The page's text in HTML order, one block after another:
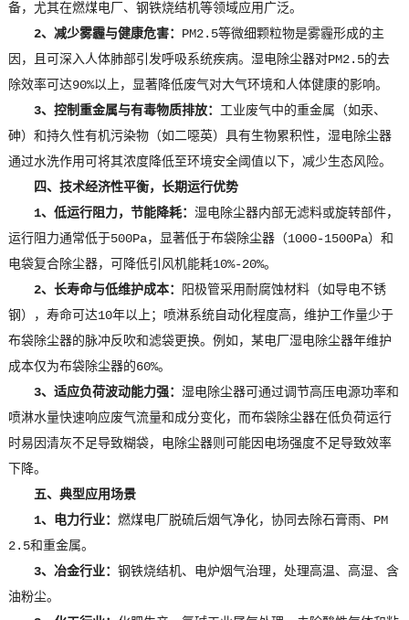
备，尤其在燃煤电厂、钢铁烧结机等领域应用广泛。
2、减少雾霾与健康危害： PM2.5等微细颗粒物是雾霾形成的主
因，且可深入人体肺部引发呼吸系统疾病。湿电除尘器对PM2.5的去
除效率可达90%以上，显著降低废气对大气环境和人体健康的影响。
3、控制重金属与有毒物质排放： 工业废气中的重金属（如汞、
砷）和持久性有机污染物（如二噁英）具有生物累积性，湿电除尘器
通过水洗作用可将其浓度降低至环境安全阈值以下，减少生态风险。
四、技术经济性平衡，长期运行优势
1、低运行阻力，节能降耗： 湿电除尘器内部无滤料或旋转部件，
运行阻力通常低于500Pa，显著低于布袋除尘器（1000-1500Pa）和
电袋复合除尘器，可降低引风机能耗10%-20%。
2、长寿命与低维护成本：
阳极管采用耐腐蚀材料（如导电不锈
钢），寿命可达10年以上；喷淋系统自动化程度高，维护工作量少于
布袋除尘器的脉冲反吹和滤袋更换。例如，某电厂湿电除尘器年维护
成本仅为布袋除尘器的60%。
3、适应负荷波动能力强： 湿电除尘器可通过调节高压电源功率和
喷淋水量快速响应废气流量和成分变化，而布袋除尘器在低负荷运行
时易因清灰不足导致糊袋，电除尘器则可能因电场强度不足导致效率
下降。
五、典型应用场景
1、电力行业： 燃煤电厂脱硫后烟气净化，协同去除石膏雨、PM
2.5和重金属。
3、冶金行业： 钢铁烧结机、电炉烟气治理，处理高温、高湿、含
油粉尘。